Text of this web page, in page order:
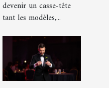
devenir un casse-tête
tant les modèles,...